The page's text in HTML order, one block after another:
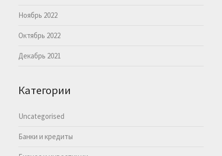
Ноябрь 2022
Октябрь 2022
Декабрь 2021
Категории
Uncategorised
Банки и кредиты